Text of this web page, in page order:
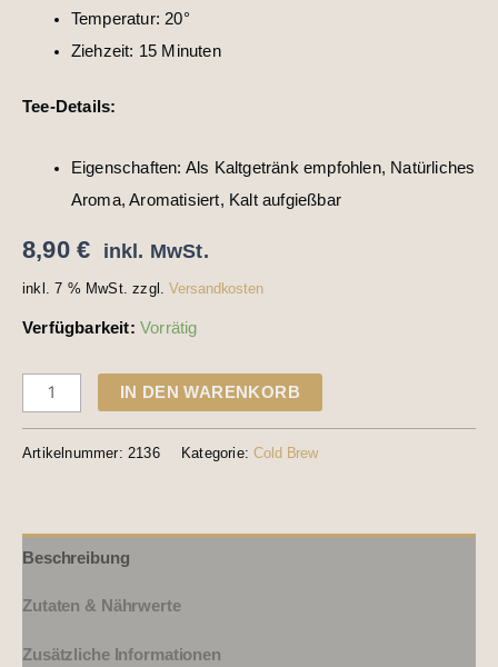
Temperatur: 20°
Ziehzeit: 15 Minuten
Tee-Details:
Eigenschaften: Als Kaltgetränk empfohlen, Natürliches
Aroma, Aromatisiert, Kalt aufgießbar
8,90 € inkl. MwSt.
inkl. 7 % MwSt. zzgl.Versandkosten
Verfügbarkeit: Vorrätig
IN DEN WARENKORB
Artikelnummer: 2136 Kategorie:Cold Brew
Beschreibung
Zutaten & Nährwerte
Zusätzliche Informationen